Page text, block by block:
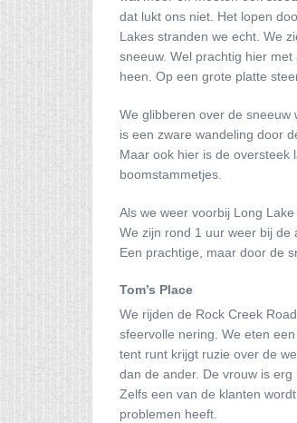
dat lukt ons niet. Het lopen
Lakes stranden we echt. We
sneeuw. Wel prachtig hier
heen. Op een grote platte
We glibberen over de
is een zware wandeling door
Maar ook hier is de oversteek
boomstammetjes.
Als we weer voorbij Long
We zijn rond 1 uur weer bij de
Een prachtige, maar door de
Tom’s Place
We rijden de Rock Creek
sfeervolle nering. We eten
tent runt krijgt ruzie over de
dan de ander. De vrouw is
Zelfs een van de klanten
problemen heeft.